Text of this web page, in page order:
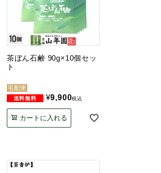
茶ぼん石鹸 90g×10個セッ
ト
宅配便
¥9,900税込
カートに入れる